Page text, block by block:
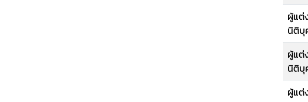
ผู้แต่
นิติบุ
ผู้แต่
นิติบุ
ผู้แต่